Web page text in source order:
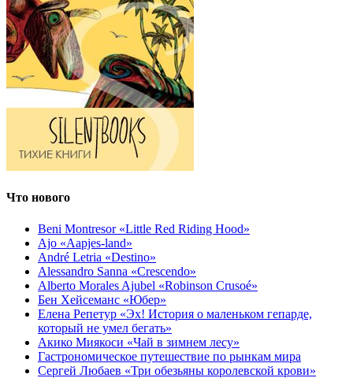
Что нового
Beni Montresor «Little Red Riding Hood»
Ajo «Aapjes-land»
André Letria «Destino»
Alessandro Sanna «Crescendo»
Alberto Morales Ajubel «Robinson Crusoé»
Бен Хейсеманс «Юбер»
Елена Репетур «Эх! История о маленьком гепарде,
который не умел бегать»
Акико Миякоси «Чай в зимнем лесу»
Гастрономическое путешествие по рынкам мира
Сергей Любаев «Три обезьяны королевской крови»